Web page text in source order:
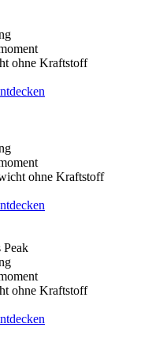
ohne Kraftstoff
ohne Kraftstoff
ohne Kraftstoff